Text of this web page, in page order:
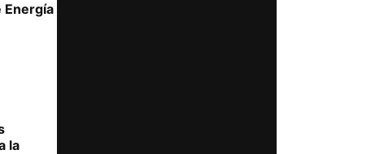
Energía
la